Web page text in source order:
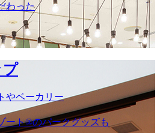
わった
プ
やベーカリー
ート®のパークグッズも